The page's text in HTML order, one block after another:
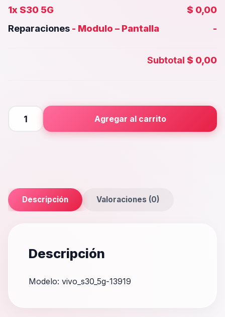
Wifi – Señal – Antena
Camara Trasera
Placa Principal
1x S30 5G
$ 0,00
Reparaciones - Modulo – Pantalla -
Subtotal $ 0,00
Agregar al carrito
Descripción Valoraciones (0)
Descripción
Modelo: vivo_s30_5g-13919